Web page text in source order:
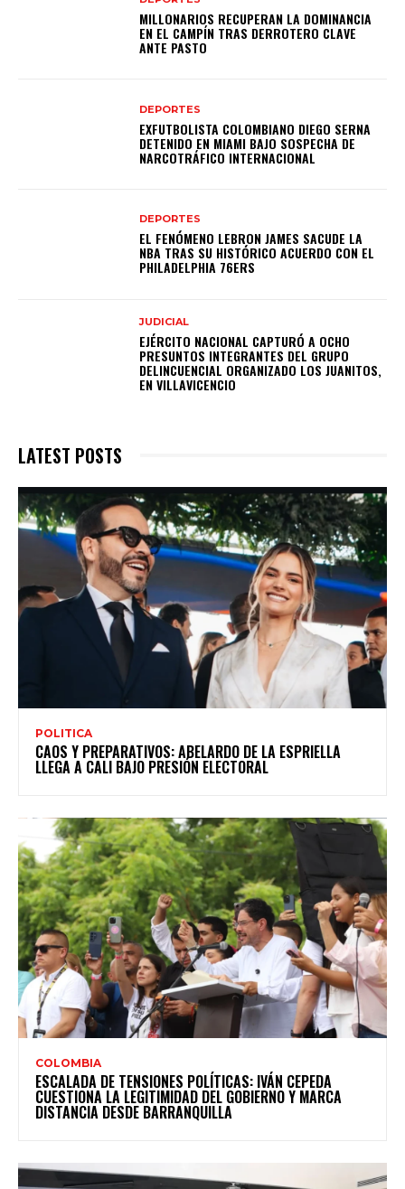
MILLONARIOS RECUPERAN LA DOMINANCIA
EN EL CAMPÍN TRAS DERROTERO CLAVE
ANTE PASTO
DEPORTES
EXFUTBOLISTA COLOMBIANO DIEGO SERNA
DETENIDO EN MIAMI BAJO SOSPECHA DE
NARCOTRÁFICO INTERNACIONAL
DEPORTES
EL FENÓMENO LEBRON JAMES SACUDE LA
NBA TRAS SU HISTÓRICO ACUERDO CON EL
PHILADELPHIA 76ERS
JUDICIAL
EJÉRCITO NACIONAL CAPTURÓ A OCHO
PRESUNTOS INTEGRANTES DEL GRUPO
DELINCUENCIAL ORGANIZADO LOS JUANITOS,
EN VILLAVICENCIO
LATEST POSTS
POLITICA
CAOS Y PREPARATIVOS: ABELARDO DE LA ESPRIELLA
LLEGA A CALI BAJO PRESIÓN ELECTORAL
COLOMBIA
ESCALADA DE TENSIONES POLÍTICAS: IVÁN CEPEDA
CUESTIONA LA LEGITIMIDAD DEL GOBIERNO Y MARCA
DISTANCIA DESDE BARRANQUILLA